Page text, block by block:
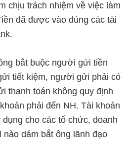
chịu trách nhiệm về việc làm
đã được vào đúng các tài
bắt buộc người gửi tiền
tiết kiệm, người gửi phải có
thanh toán không quy định
phải đến NH. Tài khoản
cho các tổ chức, doanh
dám bắt ông lãnh đạo